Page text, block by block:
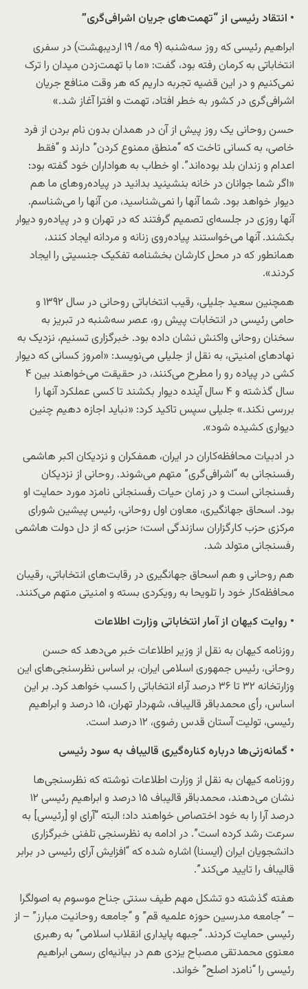
• انتقاد رئیسی از “تهمت‌های جریان اشرافی‌گری”
ابراهیم رئیسی که روز سه‌شنبه (۹ مه/ ۱۹ اردیبهشت) در سفری
انتخاباتی به کرمان رفته بود، گفت: «ما با تهمت‌زدن میدان را ترک
نمی‌کنیم و در این قضیه تجربه داریم که هر وقت منافع جریان
اشرافی‌گری در کشور به خطر افتاد، تهمت و افترا آغاز شد.»
حسن روحانی یک روز پیش از آن در همدان بدون نام بردن از فرد
خاصی، به کسانی تاخت که “منطق ممنوع کردن” دارند و “فقط
اعدام و زندان بلد بوده‌اند”. او خطاب به هواداران خود گفته بود:
«اگر شما جوانان در خانه بنشینید بدانید در پیاده‌روهای ما هم
دیوار خواهد بود. شما آنها را نمی‌شناسید، من آنها را می‌شناسم.
آنها روزی در جلسه‌ای تصمیم گرفتند که در تهران و در پیاده‌رو دیوار
بکشند. آنها می‌خواستند پیاده‌روی زنانه و مردانه ایجاد کنند،
همانطور که در محل کارشان بخشنامه تفکیک جنسیتی را ایجاد
کردند».
همچنین سعید جلیلی، رقیب انتخاباتی روحانی در سال ۱۳۹۲ و
حامی رئیسی در انتخابات پیش رو، عصر سه‌شنبه در تبریز به
سخنان روحانی واکنش نشان داده بود. خبرگزاری تسنیم، نزدیک به
نهادهای امنیتی، به نقل از جلیلی می‌نویسد: «امروز کسانی که دیوار
کشی در پیاده رو را مطرح می‌کنند، در حقیقت می‌خواهند بین ۴
سال گذشته و ۴ سال آینده دیوار بکشند تا کسی عملکرد آنها را
بررسی نکند.» جلیلی سپس تاکید کرد: «نباید اجازه دهیم چنین
دیواری کشیده شود».
در ادبیات محافظه‌کاران در ایران، همفکران و نزدیکان اکبر هاشمی
رفسنجانی به “اشرافی‌گری” متهم می‌شوند. روحانی از نزدیکان
رفسنجانی است و در زمان حیات رفسنجانی نامزد مورد حمایت او
بود. اسحاق جهانگیری، معاون اول روحانی، رئیس پیشین شورای
مرکزی حزب کارگزاران سازندگی است؛ حزبی که از دل دولت هاشمی
رفسنجانی متولد شد.
هم روحانی و هم اسحاق جهانگیری در رقابت‌های انتخاباتی، رقیبان
محافظه‌کار خود را تلویحا به رویکردی بسته و امنیتی متهم می‌کنند.
• روایت کیهان از آمار انتخاباتی وزارت اطلاعات
روزنامه کیهان به نقل از وزیر اطلاعات خبر می‌دهد که حسن
روحانی، رئیس جمهوری اسلامی ایران، بر اساس نظرسنجی‌های این
وزارتخانه ۳۲ تا ۳۶ درصد آراء انتخاباتی را کسب خواهد کرد. بر این
اساس، رأی محمدباقر قالیباف، شهردار تهران، ۱۵ درصد و ابراهیم
رئیسی، تولیت آستان قدس رضوی، ۱۲ درصد است.
• گمانه‌زنی‌ها درباره کناره‌گیری قالیباف به سود رئیسی
روزنامه کیهان به نقل از وزارت اطلاعات نوشته که نظرسنجی‌ها
نشان می‌دهند، محمدباقر قالیباف ۱۵ درصد و ابراهیم رئیسی ۱۲
درصد آرا را به خود اختصاص خواهند داد؛ البته “آرای او [رئیسی] به
سرعت رشد کرده است”. در ادامه به نظرسنجی تلفنی خبرگزاری
دانشجویان ایران (ایسنا) اشاره شده که “افزایش آرای رئیسی در برابر
قالیباف را تایید می‌کند”.
هفته گذشته دو تشکل مهم طیف سنتی جناح موسوم به اصولگرا
– “جامعه مدرسین حوزه علمیه قم” و “جامعه روحانیت مبارز” – از
رئیسی حمایت کردند. “جبهه پایداری انقلاب اسلامی” به رهبری
معنوی محمدتقی مصباح یزدی هم در بیانیه‌ای رسمی ابراهیم
رئیسی را “نامزد اصلح” خواند.